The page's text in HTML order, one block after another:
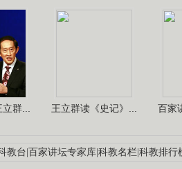
群... 王立群读《史记》... 百家
教台 百家讲坛专家库 科教名栏 科教排行